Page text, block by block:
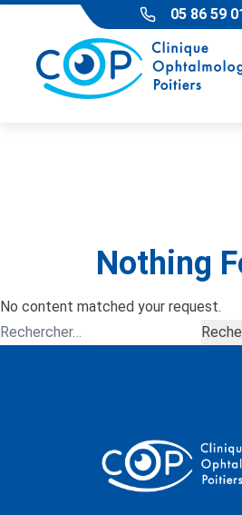
Skip to content 05 86 59
Nothing
No content matched your request.
Rechercher :